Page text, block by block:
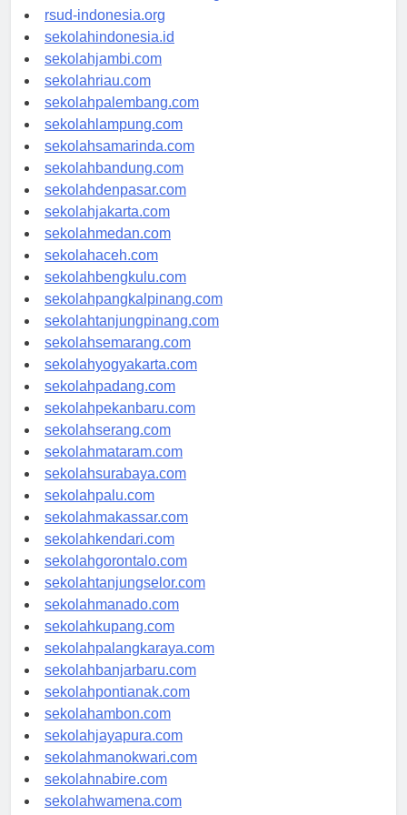
rsudkisaran-asahankab.org
rsud-indonesia.org
sekolahindonesia.id
sekolahjambi.com
sekolahriau.com
sekolahpalembang.com
sekolahlampung.com
sekolahsamarinda.com
sekolahbandung.com
sekolahdenpasar.com
sekolahjakarta.com
sekolahmedan.com
sekolahaceh.com
sekolahbengkulu.com
sekolahpangkalpinang.com
sekolahtanjungpinang.com
sekolahsemarang.com
sekolahyogyakarta.com
sekolahpadang.com
sekolahpekanbaru.com
sekolahserang.com
sekolahmataram.com
sekolahsurabaya.com
sekolahpalu.com
sekolahmakassar.com
sekolahkendari.com
sekolahgorontalo.com
sekolahtanjungselor.com
sekolahmanado.com
sekolahkupang.com
sekolahpalangkaraya.com
sekolahbanjarbaru.com
sekolahpontianak.com
sekolahambon.com
sekolahjayapura.com
sekolahmanokwari.com
sekolahnabire.com